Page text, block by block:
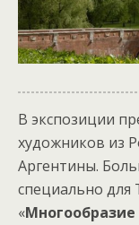
В экспозиции
художников из
Аргентины.
специально для
«